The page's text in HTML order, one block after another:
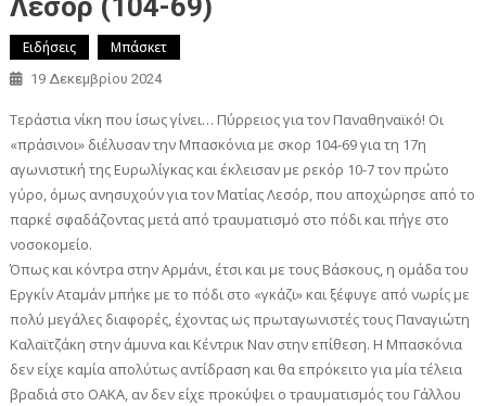
Λεσόρ (104-69)
Ειδήσεις Μπάσκετ
19 Δεκεμβρίου 2024
Τεράστια νίκη που ίσως γίνει… Πύρρειος για τον Παναθηναϊκό! Οι
«πράσινοι» διέλυσαν την Μπασκόνια με σκορ 104-69 για τη 17η
αγωνιστική της Ευρωλίγκας και έκλεισαν με ρεκόρ 10-7 τον πρώτο
γύρο, όμως ανησυχούν για τον Ματίας Λεσόρ, που αποχώρησε από το
παρκέ σφαδάζοντας μετά από τραυματισμό στο πόδι και πήγε στο
νοσοκομείο.
Όπως και κόντρα στην Αρμάνι, έτσι και με τους Βάσκους, η ομάδα του
Εργκίν Αταμάν μπήκε με το πόδι στο «γκάζι» και ξέφυγε από νωρίς με
πολύ μεγάλες διαφορές, έχοντας ως πρωταγωνιστές τους Παναγιώτη
Καλαϊτζάκη στην άμυνα και Κέντρικ Ναν στην επίθεση. Η Μπασκόνια
δεν είχε καμία απολύτως αντίδραση και θα επρόκειτο για μία τέλεια
βραδιά στο ΟΑΚΑ, αν δεν είχε προκύψει ο τραυματισμός του Γάλλου